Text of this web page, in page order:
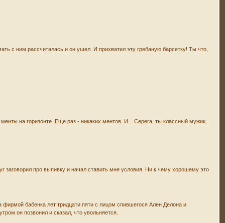
с ним рассчиталась и он ушел. И прихватил эту гребаную барсетку! Ты что,
на горизонте. Еще раз - никаких ментов. И... Серега, ты классный мужик,
про выпивку и начал ставить мне условия. Ни к чему хорошему это
бабенка лет тридцати пяти с лицом спившегося Ален Делона и
он позвонил и сказал, что увольняется.